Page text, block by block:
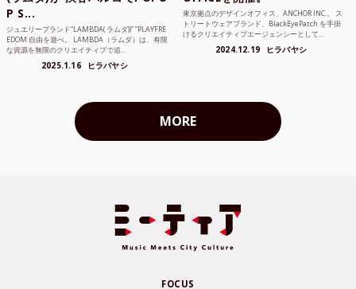
P S...
ジュエリーブランド“LAMBDA( ラムダ))” “PLAYFRE
EDOM 自由を遊べ。 LAMBDA（ラムダ）は、有限
な資源を無限のクリエイティブで追...
2025.1.16 ヒラバヤシ
東京拠点のデザインオフィス、ANCHOR INC.。 ス
トリートウェアブランド、BlackEyePatch を手掛
けるクリエイティブエージェンシーとして...
2024.12.19 ヒラバヤシ
MORE
FOCUS